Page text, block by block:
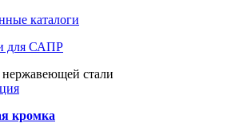
каталоги
для САПР
кромка